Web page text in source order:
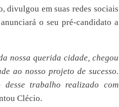
divulgou em suas redes sociais
o seu pré-candidato a
nossa querida cidade, chegou
ao nosso projeto de sucesso.
desse trabalho realizado com
Clécio.